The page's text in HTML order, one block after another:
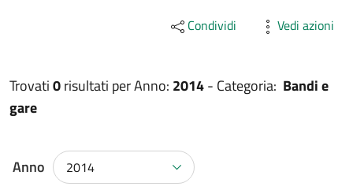
Condividi Vedi azioni
Trovati0risultati perAnno: 2014- Categoria: Bandi e
gare
Anno 2014